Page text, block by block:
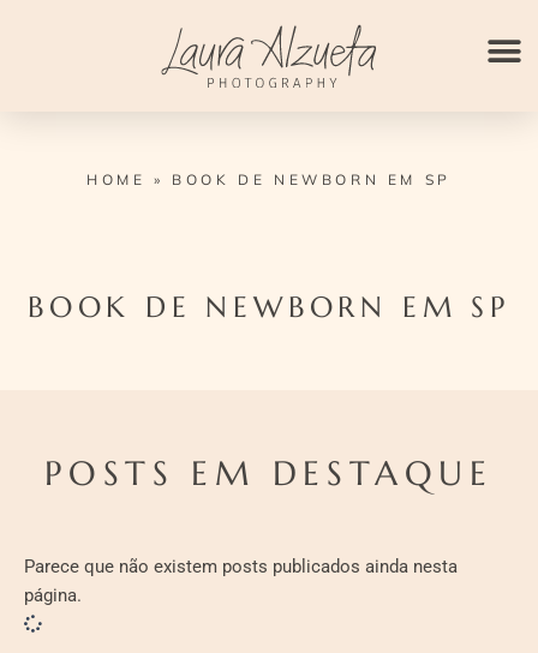
HOME » BOOK DE NEWBORN EM SP
BOOK DE NEWBORN EM SP
POSTS EM DESTAQUE
Parece que não existem posts publicados ainda nesta
página.